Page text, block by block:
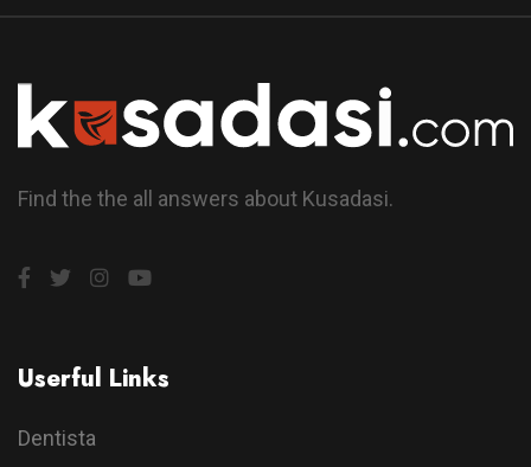
Find the the all answers about Kusadasi.
Userful Links
Dentista